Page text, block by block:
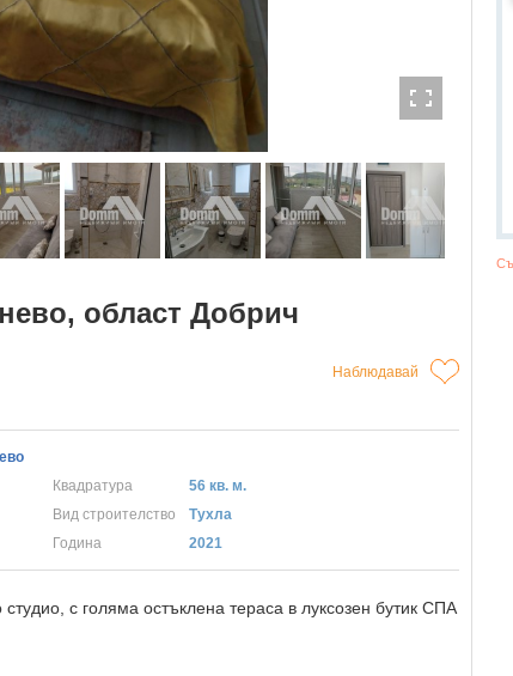
област Добрич
Наблюдавай
Квадратура
56 кв. м.
Вид строителство
Тухла
Година 2021
с голяма остъклена тераса в лукcoзeн бyтик CПA